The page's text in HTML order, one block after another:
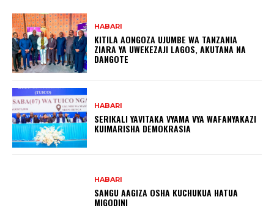
HABARI
KITILA AONGOZA UJUMBE WA TANZANIA
ZIARA YA UWEKEZAJI LAGOS, AKUTANA NA
DANGOTE
HABARI
SERIKALI YAVITAKA VYAMA VYA WAFANYAKAZI
KUIMARISHA DEMOKRASIA
HABARI
SANGU AAGIZA OSHA KUCHUKUA HATUA
MIGODINI ‎